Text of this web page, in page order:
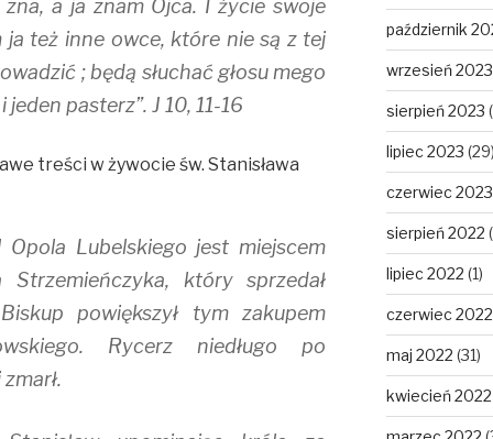
a ja znam Ojca. I życie swoje
ja też inne owce, które nie są z tej
; będą słuchać głosu mego
pasterz”. J 10, 11-16
treści w żywocie św. Stanisława
Lubelskiego jest miejscem
który sprzedał
powiększył tym zakupem
Rycerz niedługo po
październik
wrzesień 2023
sierpień 2023
lipiec 2023
czerwiec 2023
sierpień 2022
lipiec 2022 (1)
czerwiec 2022
maj 2022 (31)
kwiecień 2022